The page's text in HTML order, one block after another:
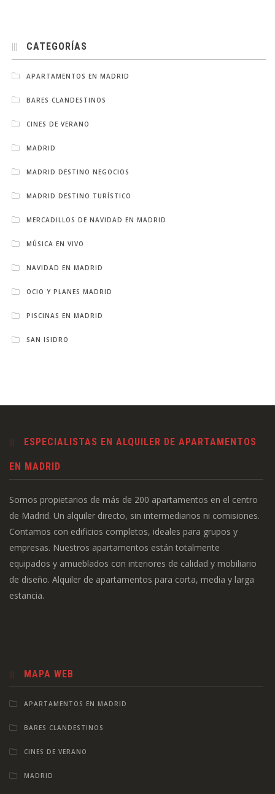
CATEGORÍAS
APARTAMENTOS EN MADRID
BARES CLANDESTINOS
CINES DE VERANO
MADRID
MADRID DESTINO NEGOCIOS
MADRID DESTINO TURÍSTICO
MERCADILLOS DE NAVIDAD EN MADRID
MÚSICA EN VIVO
NAVIDAD EN MADRID
OCIO Y PLANES MADRID
PISCINAS EN MADRID
SAN ISIDRO
ESPECIALISTAS EN ALQUILER DE APARTAMENTOS
EN MADRID
Somos propietarios de más de 200 apartamentos en el centro
de Madrid. Un alquiler directo, sin intermediarios ni comisiones.
Contamos con edificios completos, ideales para grupos y
empresas. Nuestros apartamentos están totalmente
equipados y amueblados con interiores de calidad y mobiliario
de diseño. Alquiler de apartamentos para corta, media y larga
estancia.
MAPA WEB
APARTAMENTOS EN MADRID
BARES CLANDESTINOS
CINES DE VERANO
MADRID